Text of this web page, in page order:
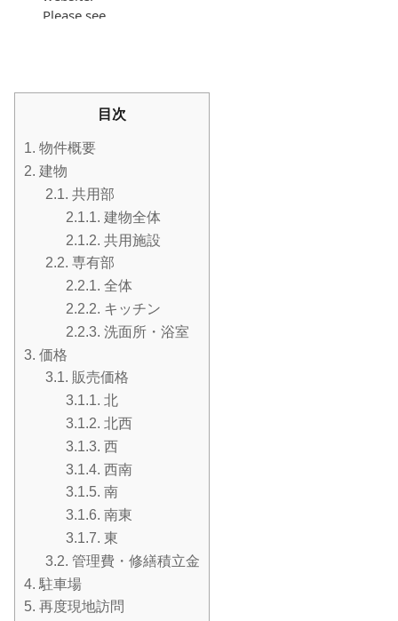
目次
1. 物件概要
2. 建物
2.1. 共用部
2.1.1. 建物全体
2.1.2. 共用施設
2.2. 専有部
2.2.1. 全体
2.2.2. キッチン
2.2.3. 洗面所・浴室
3. 価格
3.1. 販売価格
3.1.1. 北
3.1.2. 北西
3.1.3. 西
3.1.4. 西南
3.1.5. 南
3.1.6. 南東
3.1.7. 東
3.2. 管理費・修繕積立金
4. 駐車場
5. 再度現地訪問